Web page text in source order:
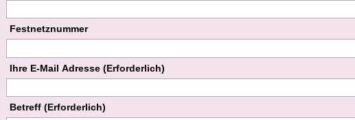
Festnetznummer
Ihre E-Mail Adresse (Erforderlich)
Betreff (Erforderlich)